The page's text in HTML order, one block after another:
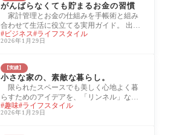
がんばらなくても貯まるお金の習慣
家計管理とお金の仕組みを手帳術と組み
合わせて生活に役立てる実用ガイド。 出版
社 : 宝島社 監修：丸山晴美 発売日 : 2025/03/
10 本
ビジネス ライフスタイル
2026年1月29日
【実績】
小さな家の、素敵な暮らし。
限られたスペースでも美しく心地よく暮
らすためのアイデアを、「リンネル」なら
ではの視点でたっぷり紹介。小さな家でも
快適で
趣味 ライフスタイル
2026年1月29日